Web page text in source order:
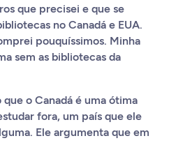
que precisei e que se
no Canadá e EUA.
pouquíssimos. Minha
sem as bibliotecas da
o Canadá é uma ótima
fora, um país que ele
Ele argumenta que em